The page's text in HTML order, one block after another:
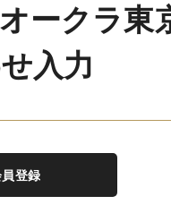
ークラ東
入力
登録